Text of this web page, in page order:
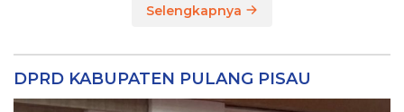
Selengkapnya
DPRD KABUPATEN PULANG PISAU